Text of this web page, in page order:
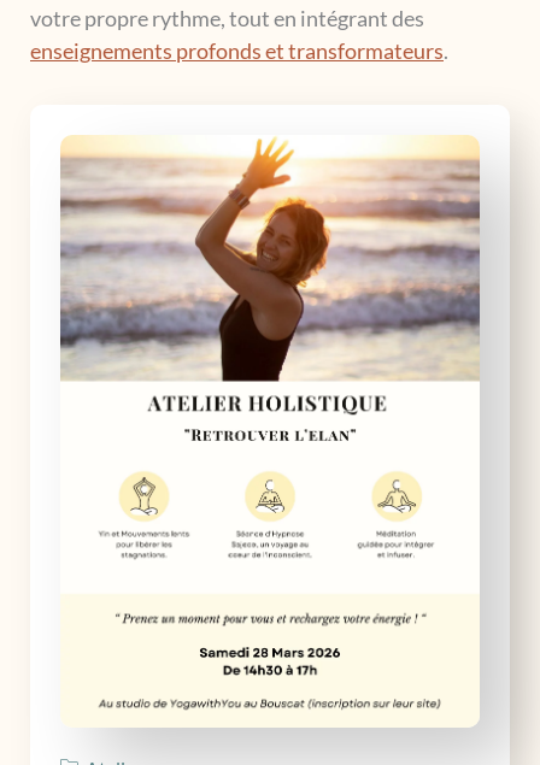
votre propre rythme, tout en intégrant des
enseignements profonds et transformateurs.